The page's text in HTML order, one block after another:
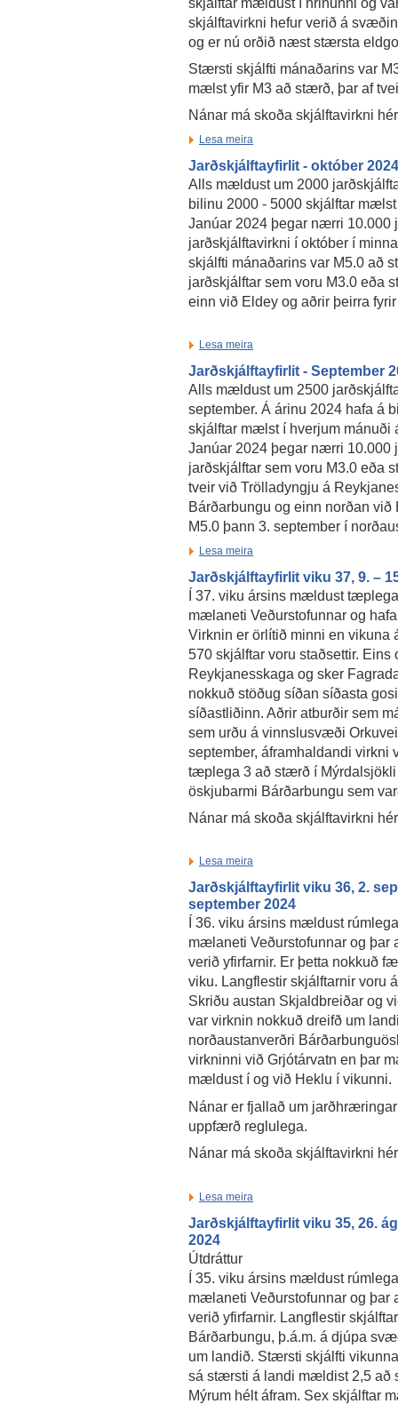
skjálftavirkni hefur verið á
og er nú orðið næst stærsta
Stærsti skjálfti mánaðarins var
mælst yfir M3 að stærð, þar af
Nánar má skoða skjálftavirkni
Lesa meira
Jarðskjálftayfirlit - október 2024
Alls mældust um 2000
bilinu 2000 - 5000 skjálftar
Janúar 2024 þegar nærri
jarðskjálftavirkni í október í
skjálfti mánaðarins var M5.0 að
jarðskjálftar sem voru M3.0 eða
einn við Eldey og aðrir þeirra
Lesa meira
Jarðskjálftayfirlit - September
Alls mældust um 2500
september. Á árinu 2024 hafa á
skjálftar mælst í hverjum mánuði
Janúar 2024 þegar nærri
jarðskjálftar sem voru M3.0 eða
tveir við Trölladyngju á
Bárðarbungu og einn norðan
M5.0 þann 3. september í
Lesa meira
Jarðskjálftayfirlit viku 37, 9. –
Í 37. viku ársins mældust
mælaneti Veðurstofunnar og
Virknin er örlítið minni en vikuna
570 skjálftar voru staðsettir.
Reykjanesskaga og sker
nokkuð stöðug síðan síðasta
síðastliðinn. Aðrir atburðir sem
sem urðu á vinnslusvæði
september, áframhaldandi
tæplega 3 að stærð í
öskjubarmi Bárðarbungu sem
Nánar má skoða skjálftavirkni
Lesa meira
Jarðskjálftayfirlit viku 36, 2.
september 2024
Í 36. viku ársins mældust
mælaneti Veðurstofunnar og þar
verið yfirfarnir. Er þetta nokkuð
viku. Langflestir skjálftarnir voru
Skriðu austan Skjaldbreiðar og
var virknin nokkuð dreifð um
norðaustanverðri
virkninni við Grjótárvatn en þar
mældust í og við Heklu í vikunni.
Nánar er fjallað um
uppfærð reglulega.
Nánar má skoða skjálftavirkni
Lesa meira
Jarðskjálftayfirlit viku 35, 26.
2024
Útdráttur
Í 35. viku ársins mældust
mælaneti Veðurstofunnar og þar
verið yfirfarnir. Langflestir
Bárðarbungu, þ.á.m. á djúpa
um landið. Stærsti skjálfti
sá stærsti á landi mældist 2,5 að
Mýrum hélt áfram. Sex skjálftar